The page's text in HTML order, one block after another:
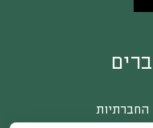
החברתיות